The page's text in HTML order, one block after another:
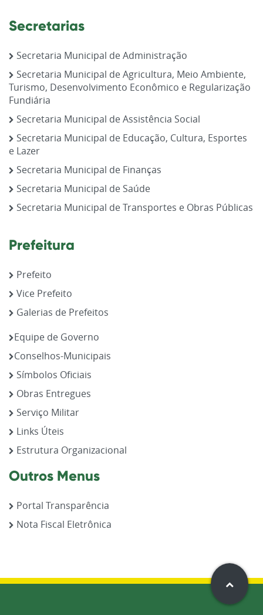
Secretarias
Secretaria Municipal de Administração
Secretaria Municipal de Agricultura, Meio Ambiente,
Turismo, Desenvolvimento Econômico e Regularização
Fundiária
Secretaria Municipal de Assistência Social
Secretaria Municipal de Educação, Cultura, Esportes
e Lazer
Secretaria Municipal de Finanças
Secretaria Municipal de Saúde
Secretaria Municipal de Transportes e Obras Públicas
Prefeitura
Prefeito
Vice Prefeito
Galerias de Prefeitos
Equipe de Governo
Conselhos-Municipais
Símbolos Oficiais
Obras Entregues
Serviço Militar
Links Úteis
Estrutura Organizacional
Outros Menus
Portal Transparência
Nota Fiscal Eletrônica